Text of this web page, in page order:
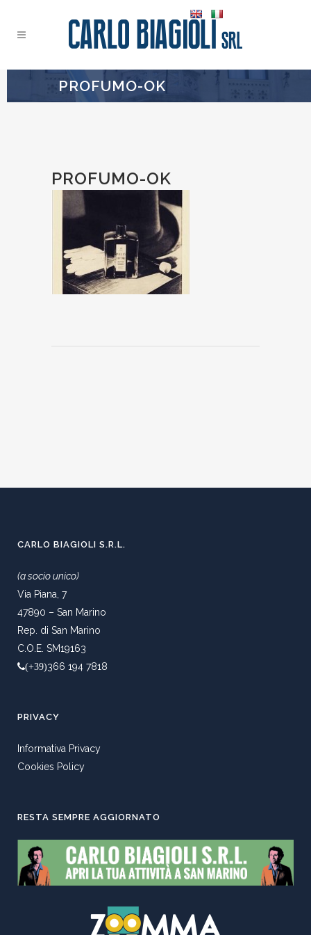
PROFUMO-OK
PROFUMO-OK
CARLO BIAGIOLI S.R.L.
(a socio unico)
Via Piana, 7
47890 – San Marino
Rep. di San Marino
C.O.E. SM19163
(+39)366 194 7818
PRIVACY
Informativa Privacy
Cookies Policy
RESTA SEMPRE AGGIORNATO